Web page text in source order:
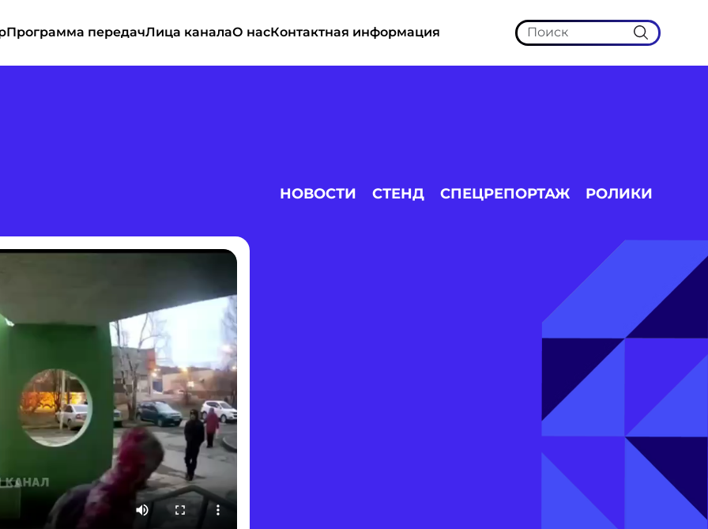
Программа передачЛица каналаО насКонтактная информация
НОВОСТИ СТЕНД СПЕЦРЕПОРТАЖ РОЛИКИ